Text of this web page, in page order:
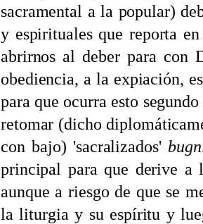
sacramental a la popular)
y espirituales que reporta
abrirnos al deber para con
obediencia, a la expiación,
para que ocurra esto
retomar (dicho
con bajo) 'sacralizados'
principal para que derive a
aunque a riesgo de que se
la liturgia y su espíritu y